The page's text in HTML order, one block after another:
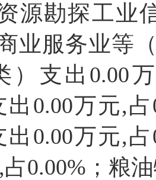
源勘探工业
业服务业等
）支出0.00
出0.00万元,
出0.00万元,
占0.00%；粮